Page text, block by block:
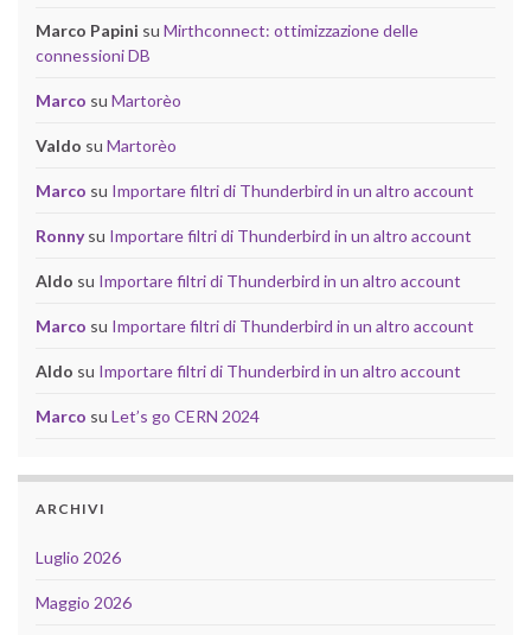
Marco Papini su Mirthconnect: ottimizzazione delle
connessioni DB
Marco su Martorèo
Valdo su Martorèo
Marco su Importare filtri di Thunderbird in un altro account
Ronnysu Importare filtri di Thunderbird in un altro account
Aldo su Importare filtri di Thunderbird in un altro account
Marco su Importare filtri di Thunderbird in un altro account
Aldo su Importare filtri di Thunderbird in un altro account
Marco su Let’s go CERN 2024
ARCHIVI
Luglio 2026
Maggio 2026